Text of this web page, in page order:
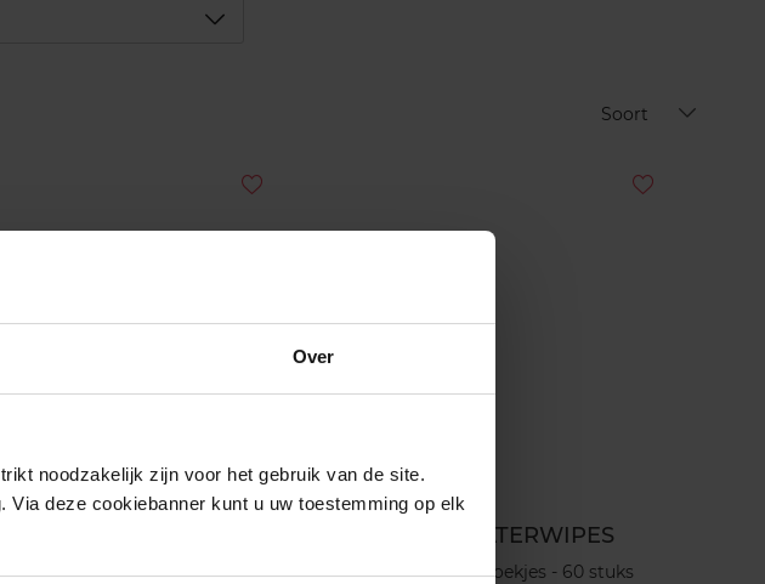
Over
noodzakelijk zijn voor het gebruik van de site.
deze cookiebanner kunt u uw toestemming op elk
Déplier
Soort
Babydoekjes - 28 stuks
WATERWIPES
Babydoekjes - 60 stuks